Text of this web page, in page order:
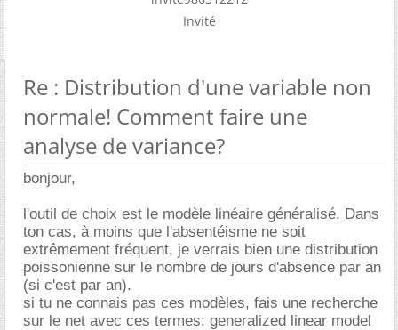
Invité
Re : Distribution d'une variable non
normale! Comment faire une
analyse de variance?
bonjour,
l'outil de choix est le modèle linéaire généralisé. Dans
ton cas, à moins que l'absentéisme ne soit
extrêmement fréquent, je verrais bien une distribution
poissonienne sur le nombre de jours d'absence par an
(si c'est par an).
si tu ne connais pas ces modèles, fais une recherche
sur le net avec ces termes: generalized linear model